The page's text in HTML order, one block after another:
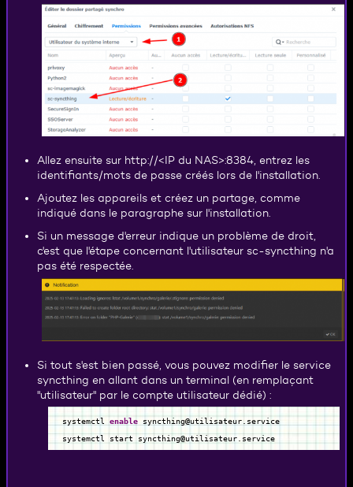
Allez ensuite sur http://<IP du NAS>:8384, entrez les
identifiants/mots de passe créés lors de l'installation.
Ajoutez les appareils et créez un partage, comme
indiqué dans le paragraphe sur l'installation.
Si un message d'erreur indique un problème de droit,
c'est que l'étape concernant l'utilisateur sc-syncthing n'a
pas été respectée.
Si tout s'est bien passé, vous pouvez modifier le service
syncthing en allant dans un terminal (en remplaçant
"utilisateur" par le compte utilisateur dédié) :
systemctl enable syncthing@utilisateur.service
systemctl start syncthing@utilisateur.service